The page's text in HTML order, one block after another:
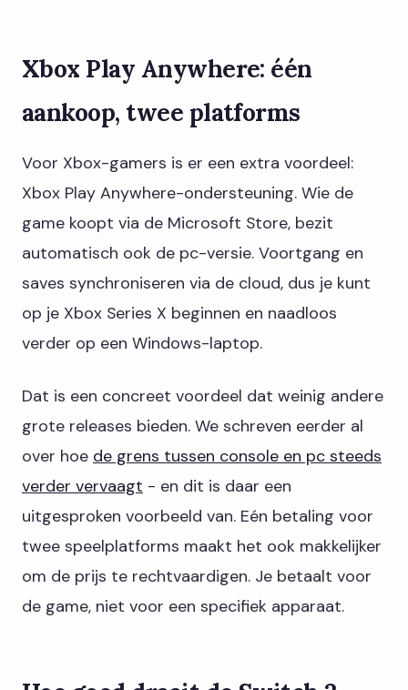
Xbox Play Anywhere: één
aankoop, twee platforms
Voor Xbox-gamers is er een extra voordeel:
Xbox Play Anywhere-ondersteuning. Wie de
game koopt via de Microsoft Store, bezit
automatisch ook de pc-versie. Voortgang en
saves synchroniseren via de cloud, dus je kunt
op je Xbox Series X beginnen en naadloos
verder op een Windows-laptop.
Dat is een concreet voordeel dat weinig andere
grote releases bieden. We schreven eerder al
over hoe de grens tussen console en pc steeds
verder vervaagt - en dit is daar een
uitgesproken voorbeeld van. Eén betaling voor
twee speelplatforms maakt het ook makkelijker
om de prijs te rechtvaardigen. Je betaalt voor
de game, niet voor een specifiek apparaat.